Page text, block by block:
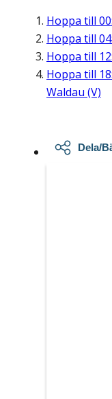
Hoppa till
Hoppa till
Hoppa till
Hoppa till
Waldau (V)
Dela/